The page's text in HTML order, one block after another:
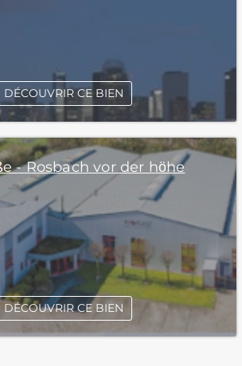
DÉCOUVRIR CE BIEN
- Rosbach vor der höhe
DÉCOUVRIR CE BIEN